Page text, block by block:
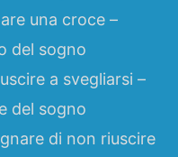
una croce –
del sogno
a svegliarsi –
del sogno
di non riuscire